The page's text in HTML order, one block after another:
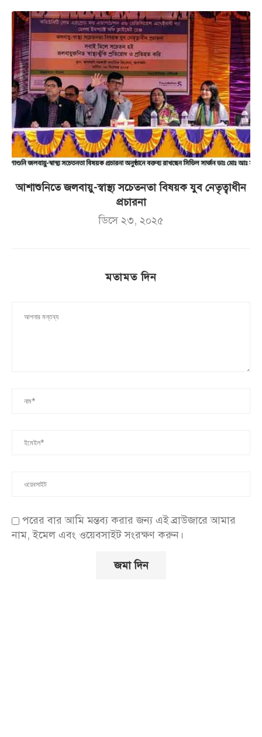
আশাশুনিতে জলবায়ু-স্বাস্থ্য সচেতনতা বিষয়ক যুব নেতৃত্বাধীন
প্রচারনা
ডিসে ২৩, ২০২৫
মতামত দিন
পরের বার আমি মন্তব্য করার জন্য এই ব্রাউজারে আমার
নাম, ইমেল এবং ওয়েবসাইট সংরক্ষণ করুন।